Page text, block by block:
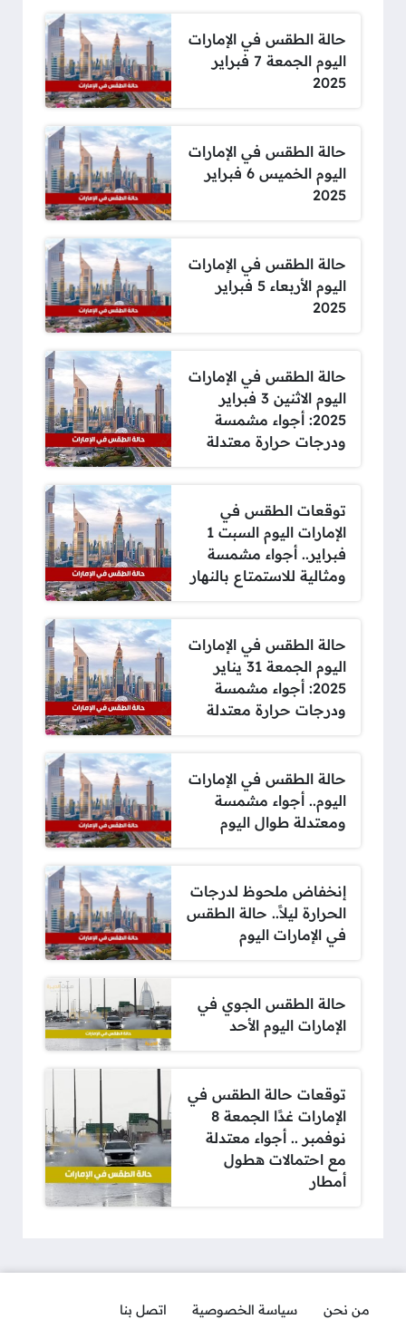
حالة الطقس في الإمارات
اليوم الجمعة 7 فبراير
2025
حالة الطقس في الإمارات
اليوم الخميس 6 فبراير
2025
حالة الطقس في الإمارات
اليوم الأربعاء 5 فبراير
2025
حالة الطقس في الإمارات
اليوم الاثنين 3 فبراير
2025: أجواء مشمسة
ودرجات حرارة معتدلة
توقعات الطقس في
الإمارات اليوم السبت 1
فبراير.. أجواء مشمسة
ومثالية للاستمتاع بالنهار
حالة الطقس في الإمارات
اليوم الجمعة 31 يناير
2025: أجواء مشمسة
ودرجات حرارة معتدلة
حالة الطقس في الإمارات
اليوم.. أجواء مشمسة
ومعتدلة طوال اليوم
إنخفاض ملحوظ لدرجات
الحرارة ليلاً.. حالة الطقس
في الإمارات اليوم
حالة الطقس الجوي في
الإمارات اليوم الأحد
توقعات حالة الطقس في
الإمارات غدًا الجمعة 8
نوفمبر .. أجواء معتدلة
مع احتمالات هطول
أمطار
من نحن سياسة الخصوصية اتصل بنا